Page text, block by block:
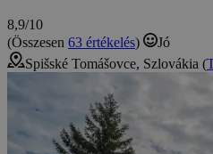
8,9/10
(Összesen 63 értékelés)
Jó
Spišské Tomášovce, Szlovákia (